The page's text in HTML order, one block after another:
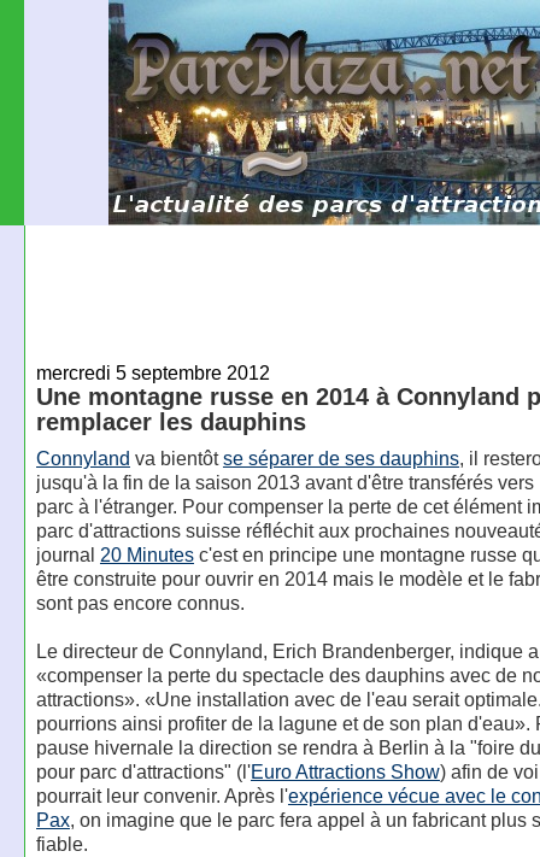
mercredi 5 septembre 2012
Une montagne russe en 2014 à Connyland
remplacer les dauphins
Connyland va bientôtse séparer de ses dauphins, il
jusqu'à la fin de la saison 2013 avant d'être transférés vers
parc à l'étranger. Pour compenser la perte de cet élément
parc d'attractions suisse réfléchit aux prochaines
journal 20 Minutesc'est en principe une montagne russe
être construite pour ouvrir en 2014 mais le modèle et le
sont pas encore connus.
Le directeur de Connyland, Erich Brandenberger, indique
«compenser la perte du spectacle des dauphins avec de
attractions». «Une installation avec de l'eau serait
pourrions ainsi profiter de la lagune et de son plan d'eau».
pause hivernale la direction se rendra à Berlin à la "foire
pour parc d'attractions" (l'Euro Attractions Show) afin de
pourrait leur convenir. Après l'expérience vécue avec le
Pax, on imagine que le parc fera appel à un fabricant plus
fiable.